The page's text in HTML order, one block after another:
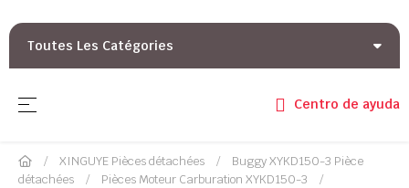
Toutes Les Catégories
Basculer la navigation
☰ Centro de ayuda
XINGUYE Pièces détachées
Buggy XYKD150-3 Pièce
détachées
Pièces Moteur Carburation XYKD150-3